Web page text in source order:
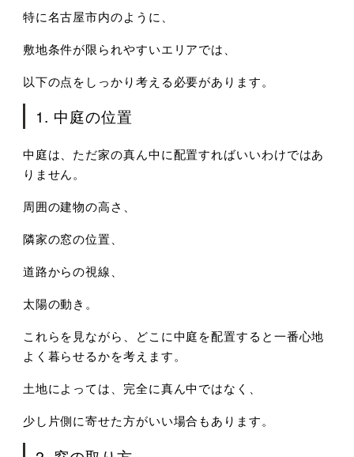
特に名古屋市内のように、
敷地条件が限られやすいエリアでは、
以下の点をしっかり考える必要があります。
1. 中庭の位置
中庭は、 ただ家の真ん中に配置すればいいわけではあ
りません。
周囲の建物の高さ、
隣家の窓の位置、
道路からの視線、
太陽の動き。
これらを見ながら、
どこに中庭を配置すると一番心地
よく暮らせるかを考えます。
土地によっては、 完全に真ん中ではなく、
少し片側に寄せた方がいい場合もあります。